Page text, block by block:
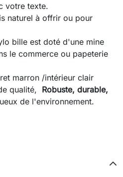
votre texte.
naturel à offrir ou pour
bille est doté d'une mine
le commerce ou papeterie
marron /intérieur clair
qualité, Robuste, durable,
de l'environnement.